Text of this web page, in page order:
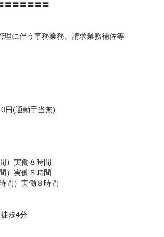
〓〓〓〓〓〓
理に伴う事務業務、請求業務補佐等
円(通勤手当無)
）実働８時間
）実働８時間
間）実働８時間
歩4分